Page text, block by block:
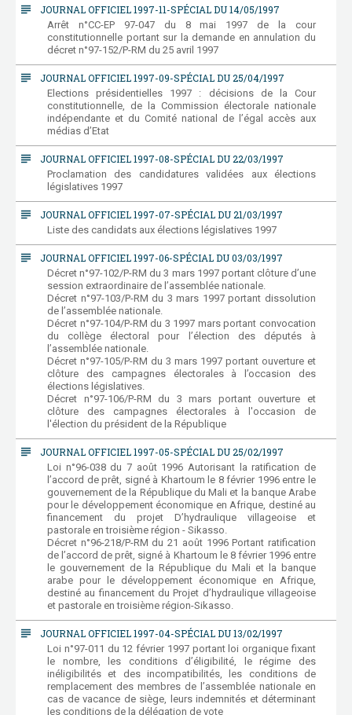
subject JOURNAL OFFICIEL 1997-11-SPÉCIAL DU 14/05/1997
Arrêt n°CC-EP 97-047 du 8 mai 1997 de la cour
constitutionnelle portant sur la demande en annulation du
décret n°97-152/P-RM du 25 avril 1997
subject JOURNAL OFFICIEL 1997-09-SPÉCIAL DU 25/04/1997
Elections présidentielles 1997 : décisions de la Cour
constitutionnelle, de la Commission électorale nationale
indépendante et du Comité national de l’égal accès aux
médias d’Etat
subject JOURNAL OFFICIEL 1997-08-SPÉCIAL DU 22/03/1997
Proclamation des candidatures validées aux élections
législatives 1997
subject JOURNAL OFFICIEL 1997-07-SPÉCIAL DU 21/03/1997
Liste des candidats aux élections législatives 1997
subject JOURNAL OFFICIEL 1997-06-SPÉCIAL DU 03/03/1997
Décret n°97-102/P-RM du 3 mars 1997 portant clôture d’une
session extraordinaire de l’assemblée nationale.
Décret n°97-103/P-RM du 3 mars 1997 portant dissolution
de l’assemblée nationale.
Décret n°97-104/P-RM du 3 1997 mars portant convocation
du collège électoral pour l’élection des députés à
l’assemblée nationale.
Décret n°97-105/P-RM du 3 mars 1997 portant ouverture et
clôture des campagnes électorales à l’occasion des
élections législatives.
Décret n°97-106/P-RM du 3 mars portant ouverture et
clôture des campagnes électorales à l'occasion de
l'élection du président de la République
subject JOURNAL OFFICIEL 1997-05-SPÉCIAL DU 25/02/1997
Loi n°96-038 du 7 août 1996 Autorisant la ratification de
l’accord de prêt, signé à Khartoum le 8 février 1996 entre le
gouvernement de la République du Mali et la banque Arabe
pour le développement économique en Afrique, destiné au
financement du projet D’hydraulique villageoise et
pastorale en troisième région - Sikasso.
Décret n°96-218/P-RM du 21 août 1996 Portant ratification
de l’accord de prêt, signé à Khartoum le 8 février 1996 entre
le gouvernement de la République du Mali et la banque
arabe pour le développement économique en Afrique,
destiné au financement du Projet d’hydraulique villageoise
et pastorale en troisième région-Sikasso.
subject JOURNAL OFFICIEL 1997-04-SPÉCIAL DU 13/02/1997
Loi n°97-011 du 12 février 1997 portant loi organique fixant
le nombre, les conditions d’éligibilité, le régime des
inéligibilités et des incompatibilités, les conditions de
remplacement des membres de l’assemblée nationale en
cas de vacance de siège, leurs indemnités et déterminant
les conditions de la délégation de vote